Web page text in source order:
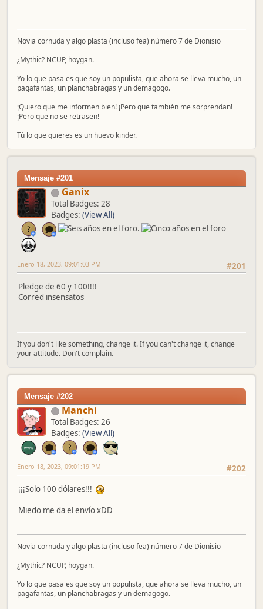
Novia cornuda y algo plasta (incluso fea) número 7 de Dionisio
¿Mythic? NCUP, hoygan.
Yo lo que pasa es que soy un populista, que ahora se lleva mucho, un
pagafantas, un planchabragas y un demagogo.
¡Quiero que me informen bien! ¡Pero que también me sorprendan!
¡Pero que no se retrasen!
Tú lo que quieres es un huevo kinder.
Mensaje #201
Ganix
Total Badges: 28
Badges: (View All)
#201
Enero 18, 2023, 09:01:03 PM
Pledge de 60 y 100!!!!
Corred insensatos
If you don't like something, change it. If you can't change it, change
your attitude. Don't complain.
Mensaje #202
Manchi
Total Badges: 26
Badges: (View All)
#202
Enero 18, 2023, 09:01:19 PM
¡¡¡Solo 100 dólares!!!
Miedo me da el envío xDD
Novia cornuda y algo plasta (incluso fea) número 7 de Dionisio
¿Mythic? NCUP, hoygan.
Yo lo que pasa es que soy un populista, que ahora se lleva mucho, un
pagafantas, un planchabragas y un demagogo.